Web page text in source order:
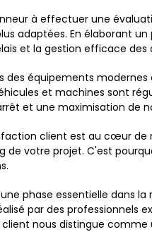
à effectuer une
adaptées. En élaborant
et la gestion efficace des
des équipements
et machines sont
et une maximisation de
client est au cœur
de votre projet. C'est
phase essentielle dans
par des
nous distingue